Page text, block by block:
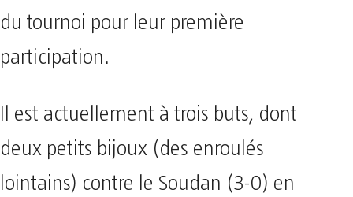
du tournoi pour leur première
participation.
Il est actuellement à trois buts, dont
deux petits bijoux (des enroulés
lointains) contre le Soudan (3-0) en